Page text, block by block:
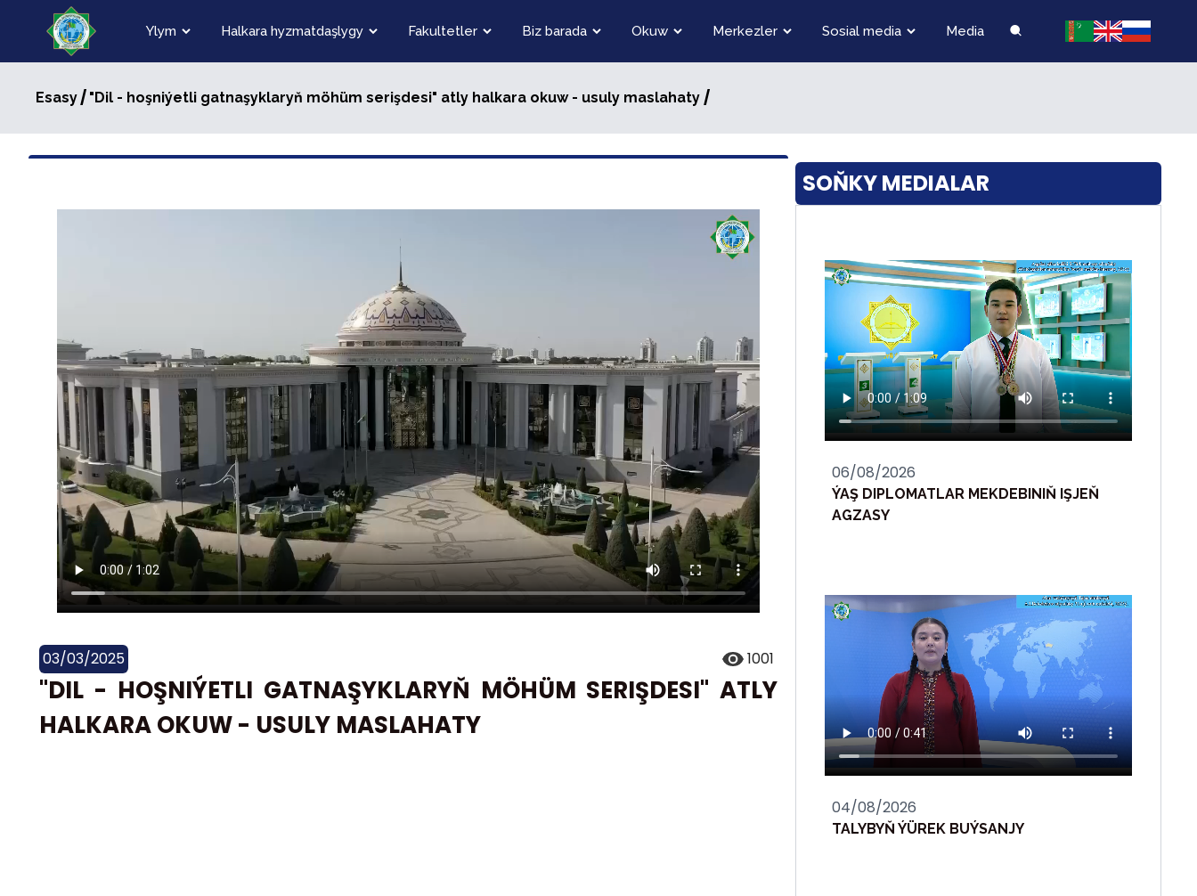
Ylym Halkara hyzmatdaşlygy Fakultetler Biz barada Okuw Merkezler Sosial media Media
Esasy/ "Dil - hoşniýetli gatnaşyklaryň möhüm serişdesi" atly halkara okuw - usuly maslahaty /
03/03/2025 1001
"DIL - HOŞNIÝETLI GATNAŞYKLARYŇ MÖHÜM SERIŞDESI" ATLY
HALKARA OKUW - USULY MASLAHATY
SOŇKY MEDIALAR
06/08/2026
ÝAŞ DIPLOMATLAR MEKDEBINIŇ IŞJEŇ
AGZASY
04/08/2026
TALYBYŇ ÝÜREK BUÝSANJY